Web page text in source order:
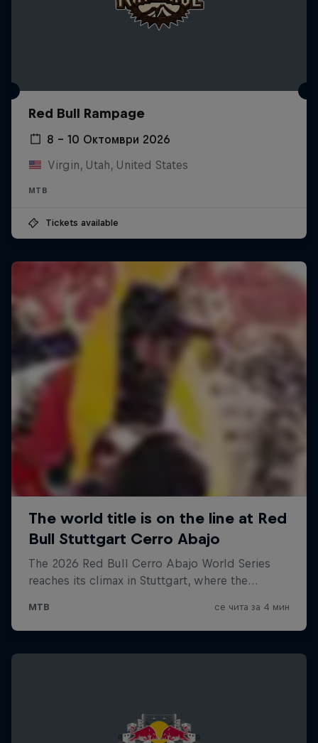
Red Bull Rampage
8 – 10 Октомври 2026
Virgin, Utah, United States
MTB
Tickets available